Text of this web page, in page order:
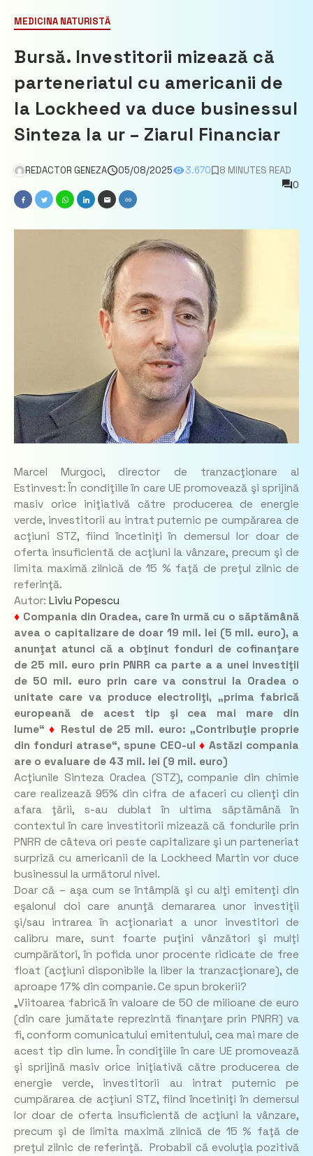
MEDICINA NATURISTĂ
Bursă. Investitorii mizează că
parteneriatul cu americanii de
la Lockheed va duce businessul
Sinteza la ur – Ziarul Financiar
REDACTOR GENEZA 05/08/2025 3.670
8 MINUTES READ
0
Marcel Murgoci, director de tranzacţionare al
Estinvest: În condiţiile în care UE promovează şi sprijină
masiv orice iniţiativă către producerea de energie
verde, investitorii au intrat puternic pe cumpărarea de
acţiuni STZ, fiind încetiniţi în demersul lor doar de
oferta insuficientă de acţiuni la vânzare, precum şi de
limita maximă zilnică de 15 % faţă de preţul zilnic de
referinţă.
Autor: Liviu Popescu
♦ Compania din Oradea, care în urmă cu o săptămână
avea o capitalizare de doar 19 mil. lei (5 mil. euro), a
anunţat atunci că a obţinut fonduri de cofinanţare
de 25 mil. euro prin PNRR ca parte a a unei investiţii
de 50 mil. euro prin care va construi la Oradea o
unitate care va produce electroliţi, „prima fabrică
europeană de acest tip şi cea mai mare din
lume“♦ Restul de 25 mil. euro: „Contribuţie proprie
din fonduri atrase“, spune CEO-ul ♦ Astăzi compania
are o evaluare de 43 mil. lei (9 mil. euro)
Acţiunile Sinteza Oradea (STZ), companie din chimie
care realizează 95% din cifra de afaceri cu clienţi din
afara ţării, s-au dublat în ultima săptămână în
contextul în care investitorii mizează că fondurile prin
PNRR de câteva ori peste capitalizare şi un parteneriat
surpriză cu americanii de la Lockheed Martin vor duce
businessul la următorul nivel.
Doar că – aşa cum se întâmplă şi cu alţi emitenţi din
eşalonul doi care anunţă demararea unor investiţii
şi/sau intrarea în acţionariat a unor investitori de
calibru mare, sunt foarte puţini vânzători şi mulţi
cumpărători, în pofida unor procente ridicate de free
float (acţiuni disponibile la liber la tranzacţionare), de
aproape 17% din companie. Ce spun brokerii?
„Viitoarea fabrică în valoare de 50 de milioane de euro
(din care jumătate reprezintă finanţare prin PNRR) va
fi, conform comunicatului emitentului, cea mai mare de
acest tip din lume. În condiţiile în care UE promovează
şi sprijină masiv orice iniţiativă către producerea de
energie verde, investitorii au intrat puternic pe
cumpărarea de acţiuni STZ, fiind încetiniţi în demersul
lor doar de oferta insuficientă de acţiuni la vânzare,
precum şi de limita maximă zilnică de 15 % faţă de
preţul zilnic de referinţă. Probabil că evoluţia pozitivă